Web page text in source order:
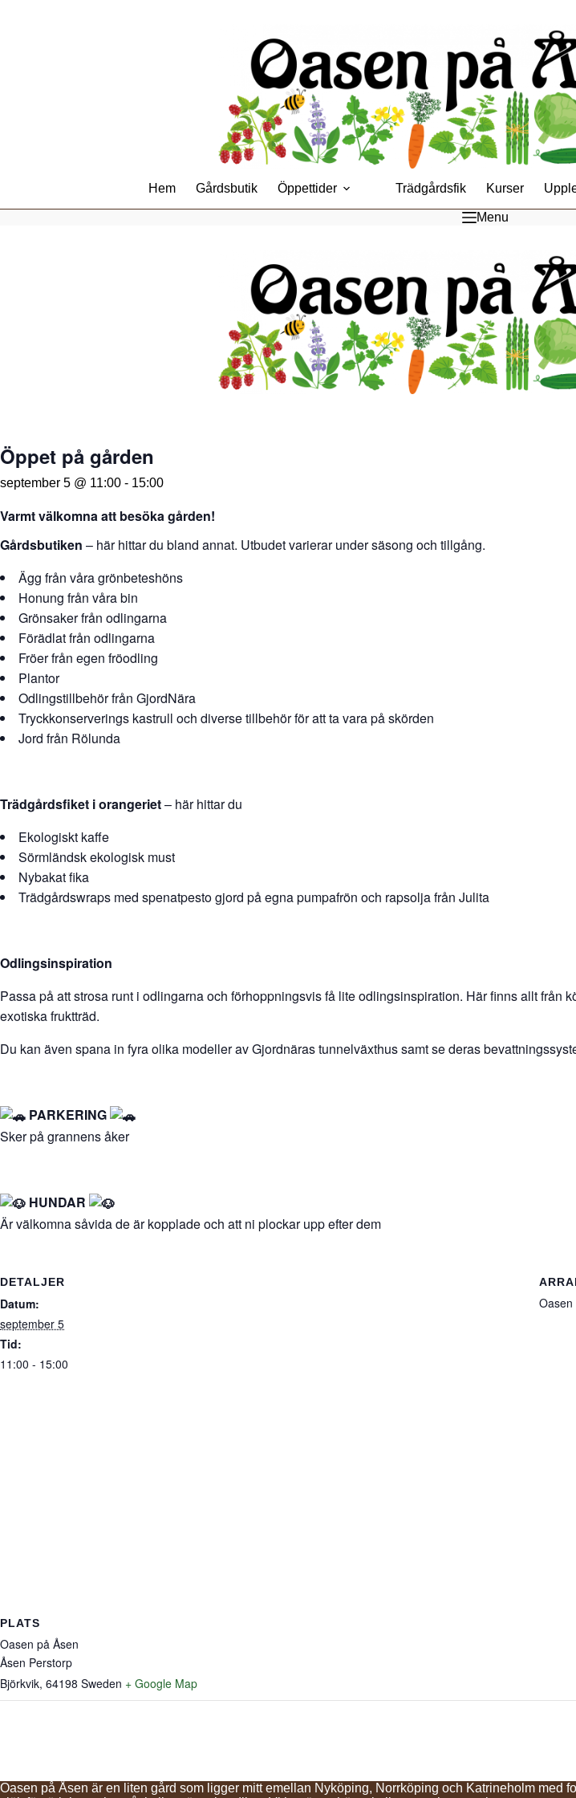
Hem Gårdsbutik Öppettider Trädgårdsfik Kurser
Menu
Öppet på gården
september 5 @ 11:00 - 15:00
Varmt välkomna att besöka gården!
Gårdsbutiken – här hittar du bland annat. Utbudet varierar under säsong och tillgång.
Ägg från våra grönbeteshöns
Honung från våra bin
Grönsaker från odlingarna
Förädlat från odlingarna
Fröer från egen fröodling
Plantor
Odlingstillbehör från GjordNära
Tryckkonserverings kastrull och diverse tillbehör för att ta vara på skörden
Jord från Rölunda
Trädgårdsfiket i orangeriet– här hittar du
Ekologiskt kaffe
Sörmländsk ekologisk must
Nybakat fika
Trädgårdswraps med spenatpesto gjord på egna pumpafrön och rapsolja från Julita
Odlingsinspiration
Passa på att strosa runt i odlingarna och förhoppningsvis få lite odlingsinspiration. Här finns allt
exotiska fruktträd.
Du kan även spana in fyra olika modeller av Gjordnäras tunnelväxthus samt se deras
PARKERING
Sker på grannens åker
HUNDAR
Är välkomna såvida de är kopplade och att ni plockar upp efter dem
DETALJER
Datum:
september 5
Tid:
11:00 - 15:00
Oasen
PLATS
Oasen på Åsen
Åsen Perstorp
Björkvik, 64198 Sweden + Google Map
Oasen på Åsen är en liten gård som ligger mitt emellan Nyköping, Norrköping och Katrineholm med